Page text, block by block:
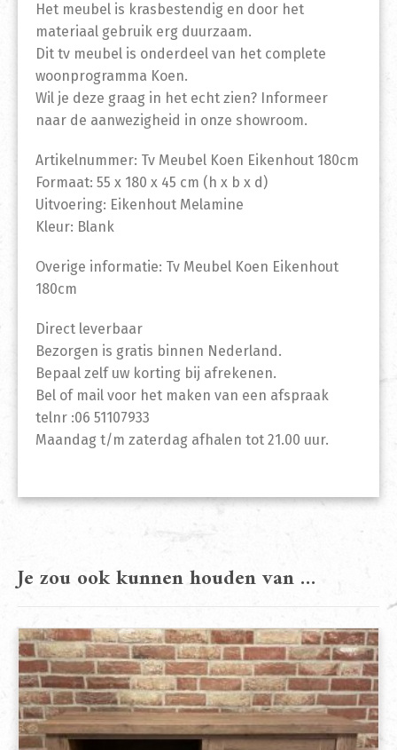
Het meubel is krasbestendig en door het
materiaal gebruik erg duurzaam.
Dit tv meubel is onderdeel van het complete
woonprogramma Koen.
Wil je deze graag in het echt zien? Informeer
naar de aanwezigheid in onze showroom.
Artikelnummer: Tv Meubel Koen Eikenhout 180cm
Formaat: 55 x 180 x 45 cm (h x b x d)
Uitvoering: Eikenhout Melamine
Kleur: Blank
Overige informatie: Tv Meubel Koen Eikenhout
180cm
Direct leverbaar
Bezorgen is gratis binnen Nederland.
Bepaal zelf uw korting bij afrekenen.
Bel of mail voor het maken van een afspraak
telnr :06 51107933
Maandag t/m zaterdag afhalen tot 21.00 uur.
Je zou ook kunnen houden van …